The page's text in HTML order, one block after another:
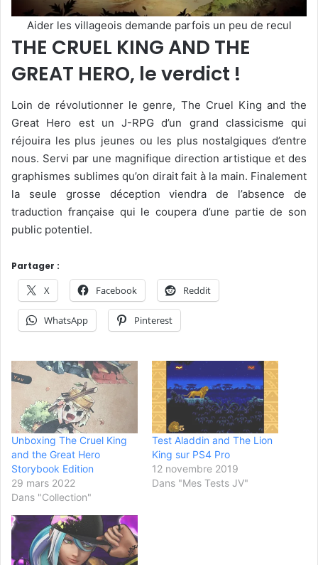
Aider les villageois demande parfois un peu de recul
THE CRUEL KING AND THE
GREAT HERO, le verdict !
Loin de révolutionner le genre, The Cruel King and the
Great Hero est un J-RPG d’un grand classicisme qui
réjouira les plus jeunes ou les plus nostalgiques d’entre
nous. Servi par une magnifique direction artistique et des
graphismes sublimes qu’on dirait fait à la main. Finalement
la seule grosse déception viendra de l’absence de
traduction française qui le coupera d’une partie de son
public potentiel.
Partager :
X Facebook Reddit
WhatsApp Pinterest
Unboxing The Cruel King
and the Great Hero
Storybook Edition
29 mars 2022
Dans "Collection"
Test Aladdin and The Lion
King sur PS4 Pro
12 novembre 2019
Dans "Mes Tests JV"